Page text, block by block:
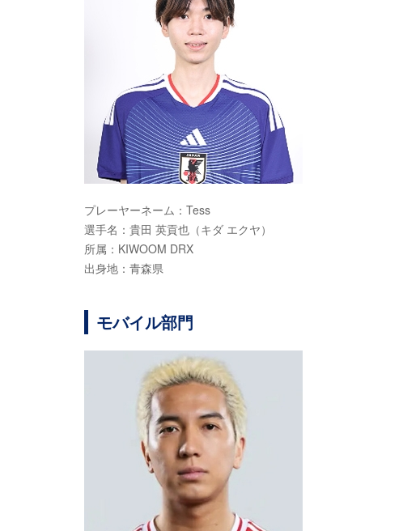
プレーヤーネーム：Tess
選手名：貴田 英貢也（キダ エクヤ）
所属：KIWOOM DRX
出身地：青森県
モバイル部門